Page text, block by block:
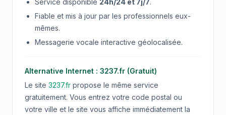
Fiable et mis à jour par les professionnels eux-
mêmes.
Messagerie vocale interactive géolocalisée.
Alternative Internet : 3237.fr (Gratuit)
Le site 3237.fr propose le même service
gratuitement. Vous entrez votre code postal ou
votre ville et le site vous affiche immédiatement la